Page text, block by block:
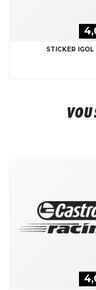
STICKER IGOL